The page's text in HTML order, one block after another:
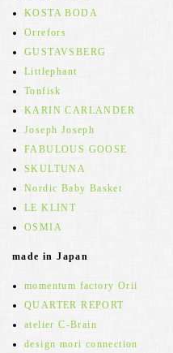
KOSTA BODA
Orrefors
GUSTAVSBERG
Littlephant
Tonfisk
KARIN CARLANDER
Joseph Joseph
FABULOUS GOOSE
SKULTUNA
Nordic Baby Basket
LE KLINT
OSMIA
made in Japan
momentum factory Orii
QUARTER REPORT
atelier C-Brain
design mori connection